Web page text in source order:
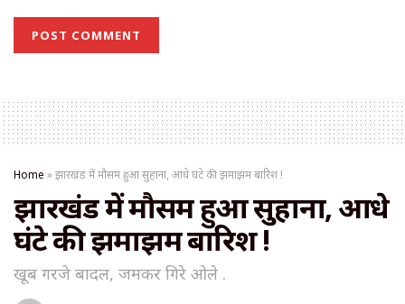
Home »झारखंड में मौसम हुआ सुहाना, आधे घंटे की झमाझम बारिश !
झारखंड में मौसम हुआ सुहाना, आधे
घंटे की झमाझम बारिश !
खूब गरजे बादल, जमकर गिरे ओले .